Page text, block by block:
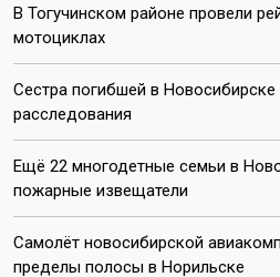
В Тогучинском районе провели
мотоциклах
Сестра погибшей в
расследования
Ещё 22 многодетные семьи в
пожарные извещатели
Самолёт новосибирской
пределы полосы в Норильске